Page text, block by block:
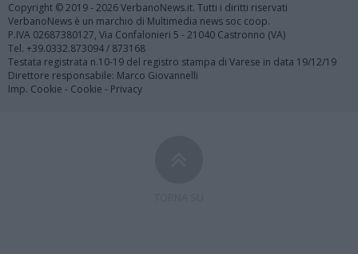
Copyright © 2019 - 2026 VerbanoNews.it. Tutti i diritti riservati
VerbanoNews è un marchio di Multimedia news soc coop.
P.IVA 02687380127, Via Confalonieri 5 - 21040 Castronno (VA)
Tel. +39.0332.873094 / 873168
Testata registrata n.10-19 del registro stampa di Varese in data 19/12/19
Direttore responsabile: Marco Giovannelli
Imp. Cookie - Cookie - Privacy